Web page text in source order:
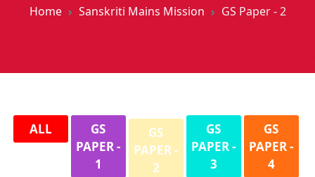
Home Sanskriti Mains Mission GS Paper - 2
ALL
GS
PAPER -
1
GS
PAPER -
2
GS
PAPER -
3
GS
PAPER -
4